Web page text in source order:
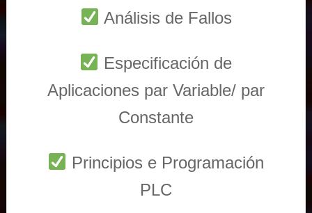
Análisis de Fallos
Especificación de
Aplicaciones par Variable/ par
Constante
Principios e Programación
PLC